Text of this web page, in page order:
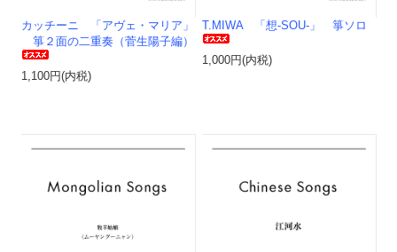
カッチーニ 「アヴェ・マリア」
箏２面の二重奏（菅生陽子編）
1,100円(内税)
T.MIWA 「想-SOU-」 箏ソロ
1,000円(内税)